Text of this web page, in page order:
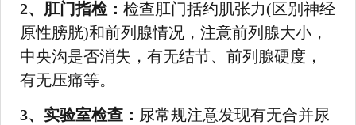
2、肛门指检：检查肛门括约肌张力(区别神经
原性膀胱)和前列腺情况，注意前列腺大小，
中央沟是否消失，有无结节、前列腺硬度，
有无压痛等。
3、实验室检查： 尿常规注意发现有无合并尿